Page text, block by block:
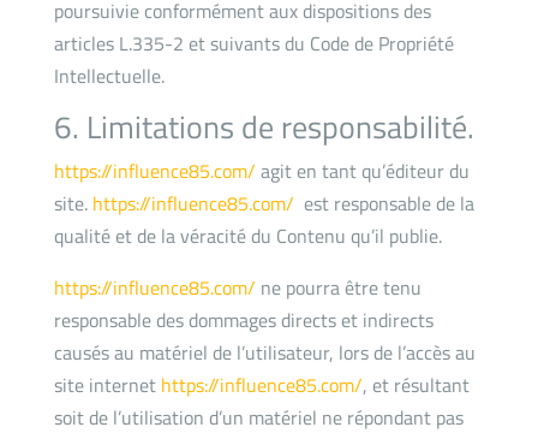
poursuivie conformément aux dispositions des
articles L.335-2 et suivants du Code de Propriété
Intellectuelle.
6. Limitations de responsabilité.
https://influence85.com/ agit en tant qu’éditeur du
site. https://influence85.com/ est responsable de la
qualité et de la véracité du Contenu qu’il publie.
https://influence85.com/ ne pourra être tenu
responsable des dommages directs et indirects
causés au matériel de l’utilisateur, lors de l’accès au
site internet https://influence85.com/, et résultant
soit de l’utilisation d’un matériel ne répondant pas